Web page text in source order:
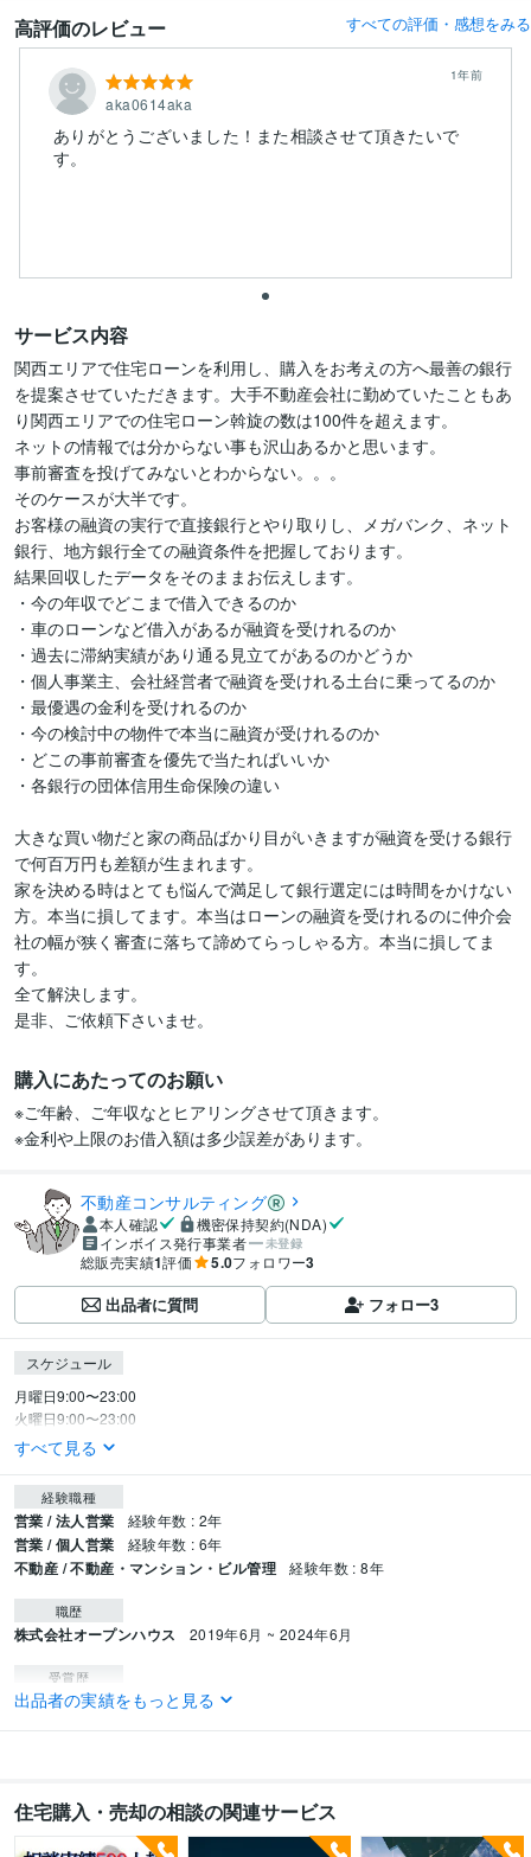
高評価のレビュー すべての評価・感想をみる
aka0614aka
1年前
ありがとうございました！また相談させて頂きたいで
す。
サービス内容
関西エリアで住宅ローンを利用し、購入をお考えの方へ最善の銀行
を提案させていただきます。大手不動産会社に勤めていたこともあ
り関西エリアでの住宅ローン斡旋の数は100件を超えます。
ネットの情報では分からない事も沢山あるかと思います。
事前審査を投げてみないとわからない。。。
そのケースが大半です。
お客様の融資の実行で直接銀行とやり取りし、メガバンク、ネット
銀行、地方銀行全ての融資条件を把握しております。
結果回収したデータをそのままお伝えします。
・今の年収でどこまで借入できるのか
・車のローンなど借入があるが融資を受けれるのか
・過去に滞納実績があり通る見立てがあるのかどうか
・個人事業主、会社経営者で融資を受けれる土台に乗ってるのか
・最優遇の金利を受けれるのか
・今の検討中の物件で本当に融資が受けれるのか
・どこの事前審査を優先で当たればいいか
・各銀行の団体信用生命保険の違い
大きな買い物だと家の商品ばかり目がいきますが融資を受ける銀行
で何百万円も差額が生まれます。
家を決める時はとても悩んで満足して銀行選定には時間をかけない
方。本当に損してます。本当はローンの融資を受けれるのに仲介会
社の幅が狭く審査に落ちて諦めてらっしゃる方。本当に損してま
す。
全て解決します。
是非、ご依頼下さいませ。
購入にあたってのお願い
※ご年齢、ご年収なとヒアリングさせて頂きます。
※金利や上限のお借入額は多少誤差があります。
不動産コンサルティング
本人確認
機密保持契約(NDA)
インボイス発行事業者
未登録
総販売実績1評価 5.0フォロワー3
出品者に質問 フォロー3
スケジュール
月曜日9:00〜23:00
火曜日9:00〜23:00
すべて見る
経験職種
営業 / 法人営業 経験年数 : 2年
営業 / 個人営業 経験年数 : 6年
不動産 / 不動産・マンション・ビル管理 経験年数 : 8年
職歴
株式会社オープンハウス 2019年6月 ~ 2024年6月
受賞歴
第二四半期MVP 【歴代過去最高棟数継続中】
コンサルティング・士業 不動産営業のスキルアップ
書
出品者の実績をもっと見る
住宅購入・売却の相談の関連サービス